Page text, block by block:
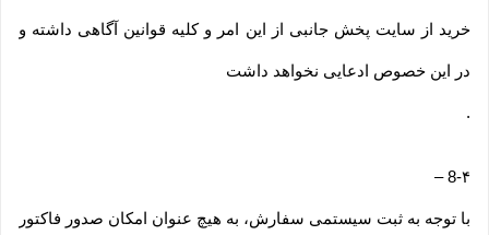
خرید از سایت پخش جانبی از این امر و کلیه قوانین آگاهی داشته و
در این خصوص ادعایی نخواهد داشت
.
8-۴–
با توجه به ثبت سیستمی سفارش، به هیچ عنوان امکان صدور فاکتور